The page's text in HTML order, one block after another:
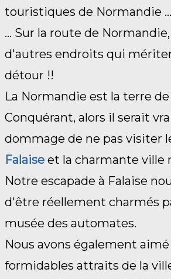
touristiques de Normandie
... Sur la route de
d'autres endroits qui
détour !!
La Normandie est la terre
Conquérant, alors il serait
dommage de ne pas visiter
Falaise et la charmante ville
Notre escapade à Falaise
d'être réellement charmés
musée des automates.
Nous avons également aimé
formidables attraits de la